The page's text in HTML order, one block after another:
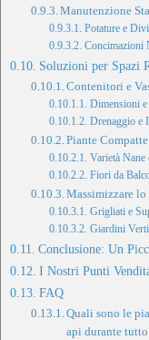
Manutenzione
Potature e
Concimazioni
Soluzioni per Spazi
Contenitori e
Dimensioni
Drenaggio e
Piante
Varietà
Fiori da
Massimizzare
Grigliati e
Giardini
Conclusione: Un
I Nostri Punti
FAQ
Quali sono le
api durante tutto